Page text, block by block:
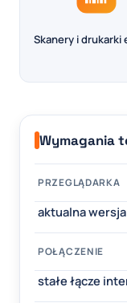
Skanery i drukarki
Wymagania
PRZEGLĄDARKA
aktualna
POŁĄCZENIE
stałe łącze